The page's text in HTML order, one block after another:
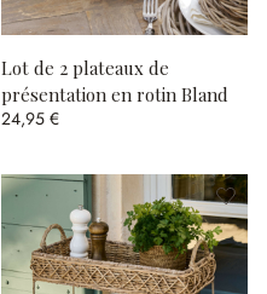
Lot de 2 plateaux de
présentation en rotin Bland
24,95 €